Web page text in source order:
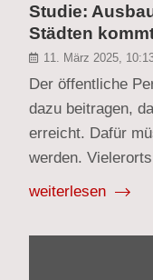
Studie:
Städten
11. März 2025,
Der öffentliche
dazu beitragen,
erreicht. Dafür
werden.
weiterlesen